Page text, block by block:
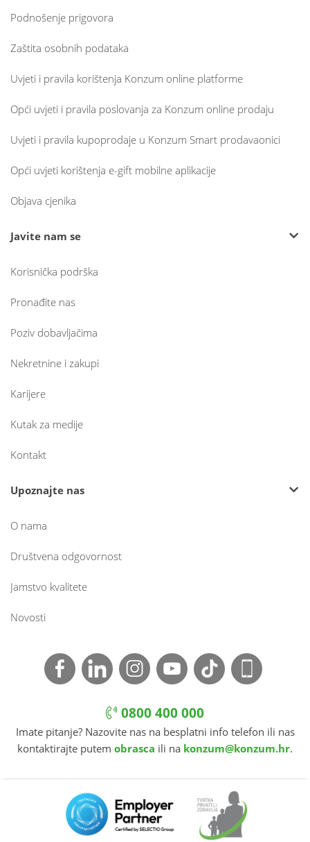
Podnošenje prigovora
Zaštita osobnih podataka
Uvjeti i pravila korištenja Konzum online platforme
Opći uvjeti i pravila poslovanja za Konzum online prodaju
Uvjeti i pravila kupoprodaje u Konzum Smart prodavaonici
Opći uvjeti korištenja e-gift mobilne aplikacije
Objava cjenika
Javite nam se
Korisnička podrška
Pronađite nas
Poziv dobavljačima
Nekretnine i zakupi
Karijere
Kutak za medije
Kontakt
Upoznajte nas
O nama
Društvena odgovornost
Jamstvo kvalitete
Novosti
0800 400 000
Imate pitanje? Nazovite nas na besplatni info telefon ili nas
kontaktirajte putem obrasca ili na konzum@konzum.hr.